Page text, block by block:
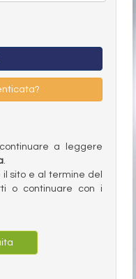
a leggere
.
sito e al termine del
o continuare con i